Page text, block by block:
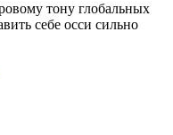
тону глобальных
себе осси сильно